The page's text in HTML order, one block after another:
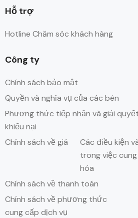
Hỗ trợ
Hotline Chăm sóc khách hàng
Công ty
Chính sách bảo mật
Quyền và nghĩa vụ của các bên
Phương thức tiếp nhận và giải
khiếu nại
Chính sách về giá
Các điều kiện
trong việc
hóa
Chính sách về thanh toán
Chính sách về phương thức
cung cấp dịch vụ